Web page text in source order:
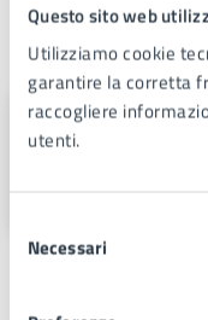
Questo sito web
Utilizziamo cookie
garantire la corretta
raccogliere
utenti.
delNecessari
A cura di
Area Consiglio